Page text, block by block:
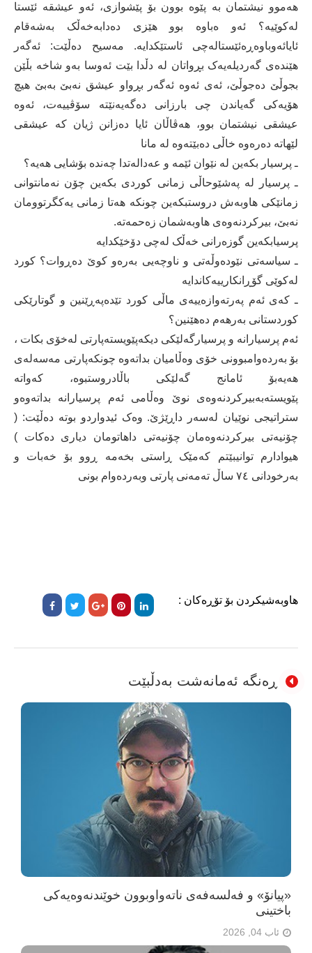
ھەموو نیشتمان بە پێوە بوون بۆ پێشوازی، ئەو عیشقە ئێستا
لەکوێیە؟ ئەو ەباوە بوو ھێزی دەدابەخەڵک بەشەقام
ئایائەوباوەڕەئێستالەچی ئاستێکدایە. مەسیح دەڵێت: ئەگەر
ھێندەی گەردیلەیەک بڕواتان لە دڵدا بێت ئەوسا بەو شاخە بڵێن
بجوڵێ دەجوڵێ، ئەی ئەوە ئەگەر بڕواو عیشق نەبێ بەبێ ھیچ
ھۆیەکی گەیاندن چی بارزانی دەگەیەنێتە سۆڤییەت، ئەوە
عیشقی نیشتمان بوو، ھەڤاڵان ئایا دەزانن ژیان کە عیشقی
لێھاتە دەرەوە خاڵی دەبێتەوە لە مانا
ـ پرسیار بکەین لە نێوان ئێمە و عەدالەتدا چەندە بۆشایی ھەیە؟
ـ پرسیار لە پەشێوحاڵی زمانی کوردی بکەین چۆن نەمانتوانی
زمانێکی ھاوبەش دروستبکەین چونکە هەتا زمانی یەکگرتوومان
نەبێ، بیرکردنەوەی ھاوبەشمان زەحمەتە.
پرسیابکەین گوزەرانی خەڵک لەچی دۆخێکدایە
ـ سیاسەتی نێودەوڵەتی و ناوچەیی بەرەو کوێ دەڕوات؟ کورد
لەکوێی گۆڕانکارییەکاندایە
ـ کەی ئەم پەرتەوازەییەی ماڵی کورد تێدەپەڕێنین و گوتارێکی
کوردستانی بەرھەم دەھێنین؟
ئەم پرسیارانە و پرسیارگەلێکی دیکەپێویستەپارتی لەخۆی بکات ،
بۆ بەردەوامبوونی خۆی وەڵامیان بداتەوە چونکەپارتی مەسەلەی
ھەیەبۆ ئامانج گەلێکی باڵادروستبوە، کەواتە
پێویستەبەبیرکردنەوەی نوێ وەڵامی ئەم پرسیارانە بداتەوەو
ستراتیجی نوێیان لەسەر داڕێژێ. وەک ئیدواردو بوتە دەڵێت: (
چۆنیەتی بیرکردنەوەمان چۆنیەتی داھاتومان دیاری دەکات )
ھیوادارم توانیبێتم کەمێک ڕاستی بخەمە ڕوو بۆ خەبات و
بەرخودانی ٧٤ ساڵ تەمەنی پارتی وبەردەوام بونی
هاوبەشیکردن بۆ تۆڕەکان :
ڕەنگە ئەمانەشت بەدڵبێت
«پیانۆ» و فەلسەفەی ناتەواوبوون خوێندنەوەیەکی
باختینی
ئاب 04, 2026